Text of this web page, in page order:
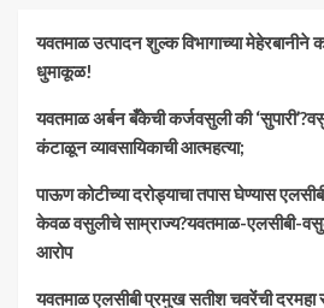
यवतमाळ उत्पादन शुल्क विभागाच्या मेहेरबानीने
धुमाकूळ!
​यवतमाळ अर्बन बँकेची कर्जवसुली की
कंटाळून व्यावसायिकाची आत्महत्या;
पाऊण कोटीच्या दरोड्याचा तपास घेण्यास
केवळ वसुलीचे साम्राज्य?यवतमाळ-एलसीबी-
आरोप
यवतमाळ एलसीबी प्रमुख सतीश चवरेंची दरमहा